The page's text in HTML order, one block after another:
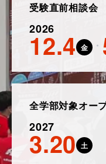
受験直前相談会
2026
12.4 金
全学部対象オー
2027
3.20 土